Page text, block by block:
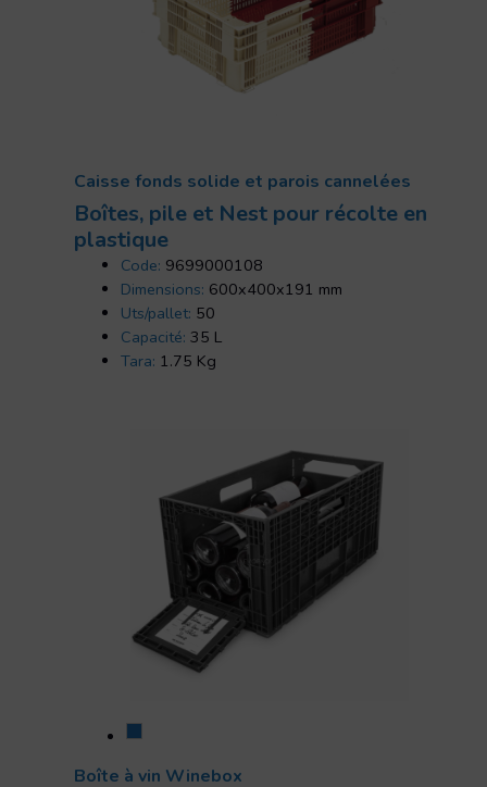
Caisse fonds solide et parois cannelées
Boîtes, pile et Nest pour récolte en
plastique
Code: 9699000108
Dimensions: 600x400x191 mm
Uts/pallet: 50
Capacité: 35 L
Tara: 1.75 Kg
Boîte à vin Winebox